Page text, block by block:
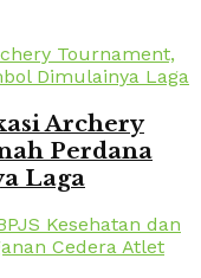
Archery
Perdana
Laga